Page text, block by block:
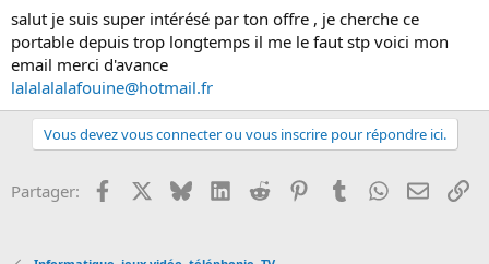
clavier rouge AZERTY.
Prix au moment de l'achat : 250€
Je le vends à 200€ !
Les intéressés laissez-moi vos e-mails.
salut je suis super intérésé par ton offre , je cherche ce
portable depuis trop longtemps il me le faut stp voici mon
email merci d'avance
lalalalalafouine@hotmail.fr
Vous devez vous connecter ou vous inscrire pour répondre ici.
Partager: Facebook BlueskyLinkedInReddit PinterestTumblrWhatsApp
Email